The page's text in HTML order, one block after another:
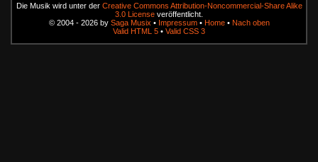
Die Musik wird unter der Creative Commons Attribution-Noncommercial-Share Alike
3.0 License veröffentlicht.
© 2004 - 2026 by Saga Musix • Impressum• Home• Nach oben
Valid HTML 5 • Valid CSS 3